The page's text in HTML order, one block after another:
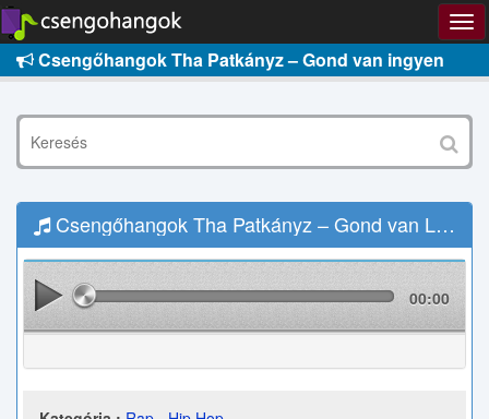
Csengőhangok Tha Patkányz – Gond van ingyen
Csengőhangok Tha Patkányz – Gond van Letöltés
00:00